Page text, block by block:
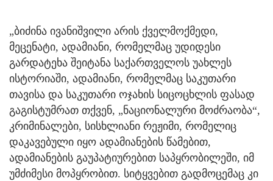
„ბიძინა ივანიშვილი არის ქველმოქმედი,
მეცენატი, ადამიანი, რომელმაც უდიდესი
გარდატეხა შეიტანა საქართველოს უახლეს
ისტორიაში, ადამიანი, რომელმაც საკუთარი
თავისა და საკუთარი ოჯახის სიცოცხლის ფასად
გაგისტუმრათ თქვენ, „ნაციონალური მოძრაობა“,
კრიმინალები, სისხლიანი რეჟიმი, რომელიც
დაკავებული იყო ადამიანების წამებით,
ადამიანების გაუპატიურებით საპყრობილეში, იმ
უმძიმესი მოპყრობით. სიტყვებით გადმოცემაც კი